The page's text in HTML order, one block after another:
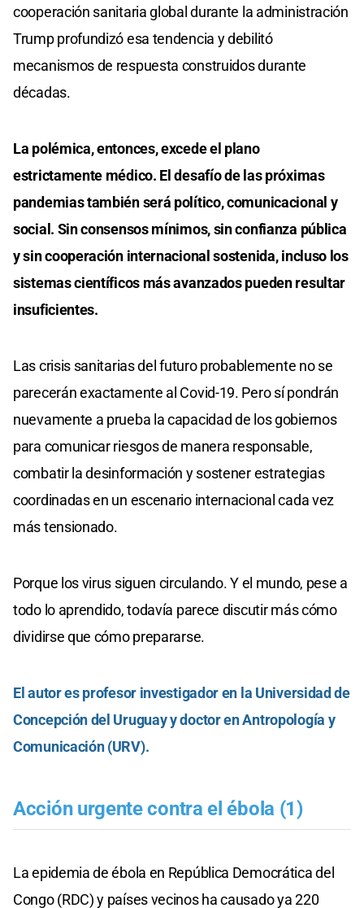
cooperación sanitaria global durante la administración
Trump profundizó esa tendencia y debilitó
mecanismos de respuesta construidos durante
décadas.
La polémica, entonces, excede el plano
estrictamente médico. El desafío de las próximas
pandemias también será político, comunicacional y
social. Sin consensos mínimos, sin confianza pública
y sin cooperación internacional sostenida, incluso los
sistemas científicos más avanzados pueden resultar
insuficientes.
Las crisis sanitarias del futuro probablemente no se
parecerán exactamente al Covid-19. Pero sí pondrán
nuevamente a prueba la capacidad de los gobiernos
para comunicar riesgos de manera responsable,
combatir la desinformación y sostener estrategias
coordinadas en un escenario internacional cada vez
más tensionado.
Porque los virus siguen circulando. Y el mundo, pese a
todo lo aprendido, todavía parece discutir más cómo
dividirse que cómo prepararse.
El autor es profesor investigador en la Universidad de
Concepción del Uruguay y doctor en Antropología y
Comunicación (URV).
Acción urgente contra el ébola (1)
La epidemia de ébola en República Democrática del
Congo (RDC) y países vecinos ha causado ya 220